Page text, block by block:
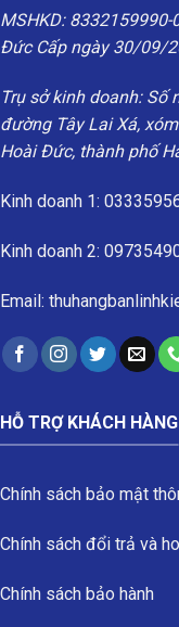
MSHKD: 8332159990-
Đức Cấp ngày 30/09/
Trụ sở kinh doanh: Số
đường Tây Lai Xá,
Hoài Đức, thành phố
Kinh doanh 1:
Kinh doanh 2:
Email:
HỖ TRỢ KHÁCH HÀNG
Chính sách bảo mật
Chính sách đổi trả và
Chính sách bảo hành